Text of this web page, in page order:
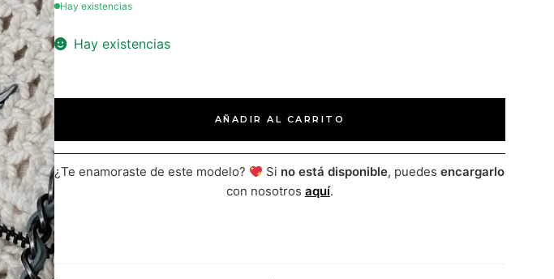
Hay existencias
Hay existencias
AÑADIR AL CARRITO
¿Te enamoraste de este modelo? Si no está disponible, puedesencargarlo
con nosotros aquí.